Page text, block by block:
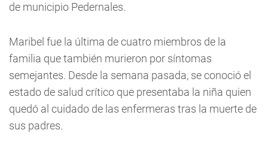
de municipio Pedernales.
Maribel fue la última de cuatro miembros de la
familia que también murieron por síntomas
semejantes. Desde la semana pasada, se conoció el
estado de salud crítico que presentaba la niña quien
quedó al cuidado de las enfermeras tras la muerte de
sus padres.